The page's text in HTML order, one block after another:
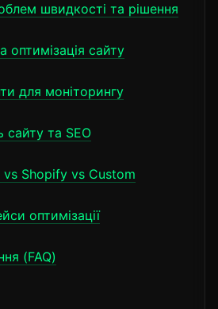
швидкості та рішення
оптимізація сайту
для моніторингу
сайту та SEO
vs Shopify vs Custom
оптимізації
(FAQ)